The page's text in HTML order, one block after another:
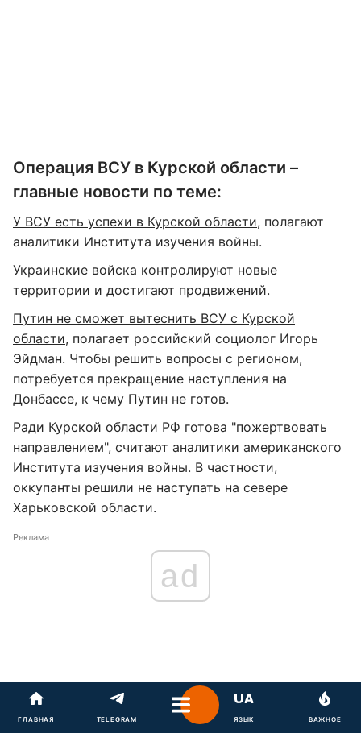
Операция ВСУ в Курской области –
главные новости по теме:
У ВСУ есть успехи в Курской области, полагают
аналитики Института изучения войны.
Украинские войска контролируют новые
территории и достигают продвижений.
Путин не сможет вытеснить ВСУ с Курской
области, полагает российский социолог Игорь
Эйдман. Чтобы решить вопросы с регионом,
потребуется прекращение наступления на
Донбассе, к чему Путин не готов.
Ради Курской области РФ готова "пожертвовать
направлением", считают аналитики американского
Института изучения войны. В частности,
оккупанты решили не наступать на севере
Харьковской области.
Реклама
ad
ГЛАВНАЯ TELEGRAM ЯЗЫК ВАЖНОЕ